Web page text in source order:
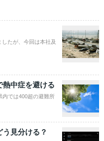
たが、今回は本社及
中症を避ける
内では400超の避難所
見分ける？